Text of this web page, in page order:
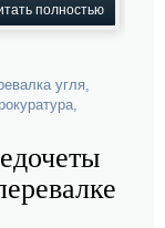
полностью
угля,
,